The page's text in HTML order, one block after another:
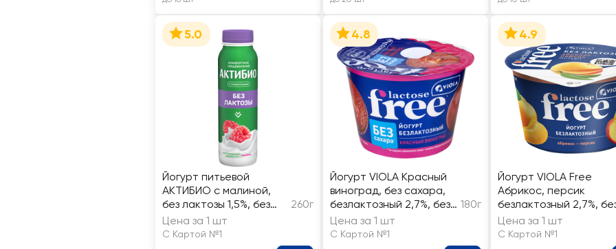
5.0
Йогурт питьевой
АКТИБИО с малиной,
без лактозы 1,5%, без
змж
260г
Цена за 1 шт
С Картой №1
4.8
Йогурт VIOLA Красный
виноград, без сахара,
безлактозный 2,7%, без
змж
180г
Цена за 1 шт
С Картой №1
4.9
Йогурт VIOLA Free
Абрикос, персик
безлактозный 2,7%,
змж
Цена за 1 шт
С Картой №1